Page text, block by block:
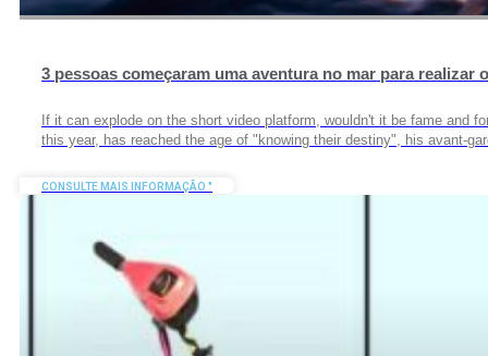
3 pessoas começaram uma aventura no mar para
If it can explode on the short video platform, wouldn't it be fame and
this year, has reached the age of "knowing their destiny", his avant-
CONSULTE MAIS INFORMAÇÃO "